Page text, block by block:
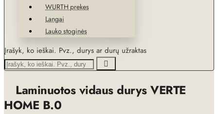
WURTH prekes
Langai
Lauko stoginės
Įrašyk, ko ieškai. Pvz., durys ar durų užraktas
Laminuotos vidaus durys VERTE
HOME B.0